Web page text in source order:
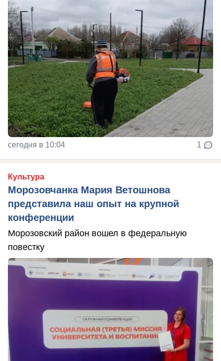
сегодня в 10:04 1
Культура
Морозовчанка Мария Ветошнова
представила наш опыт на крупной
конференции
Морозовский район вошел в федеральную
повестку